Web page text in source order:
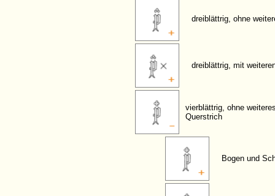
dreiblättrig, ohne
dreiblättrig, mit
vierblättrig, ohne
Querstrich
Bogen und